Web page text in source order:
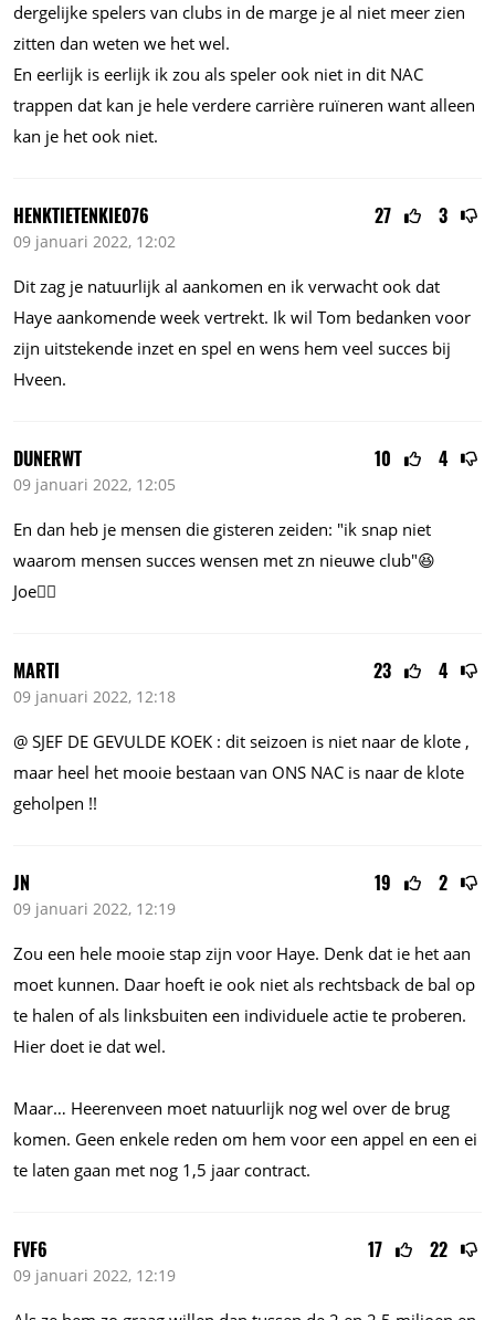
dergelijke spelers van clubs in de marge je al niet meer zien
zitten dan weten we het wel.
En eerlijk is eerlijk ik zou als speler ook niet in dit NAC
trappen dat kan je hele verdere carrière ruïneren want alleen
kan je het ook niet.
27 3
HENKTIETENKIE076
09 januari 2022, 12:02
Dit zag je natuurlijk al aankomen en ik verwacht ook dat
Haye aankomende week vertrekt. Ik wil Tom bedanken voor
zijn uitstekende inzet en spel en wens hem veel succes bij
Hveen.
10 4
DUNERWT
09 januari 2022, 12:05
En dan heb je mensen die gisteren zeiden: "ik snap niet
waarom mensen succes wensen met zn nieuwe club"😆
Joe🙋‍♂️
23 4
MARTI
09 januari 2022, 12:18
@ SJEF DE GEVULDE KOEK : dit seizoen is niet naar de klote ,
maar heel het mooie bestaan van ONS NAC is naar de klote
geholpen !!
19 2
JN
09 januari 2022, 12:19
Zou een hele mooie stap zijn voor Haye. Denk dat ie het aan
moet kunnen. Daar hoeft ie ook niet als rechtsback de bal op
te halen of als linksbuiten een individuele actie te proberen.
Hier doet ie dat wel.
Maar… Heerenveen moet natuurlijk nog wel over de brug
komen. Geen enkele reden om hem voor een appel en een ei
te laten gaan met nog 1,5 jaar contract.
17 22
FVF6
09 januari 2022, 12:19